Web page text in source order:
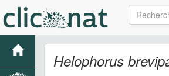
Helophorus